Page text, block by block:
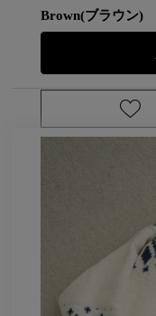
Brown(ブラウン)